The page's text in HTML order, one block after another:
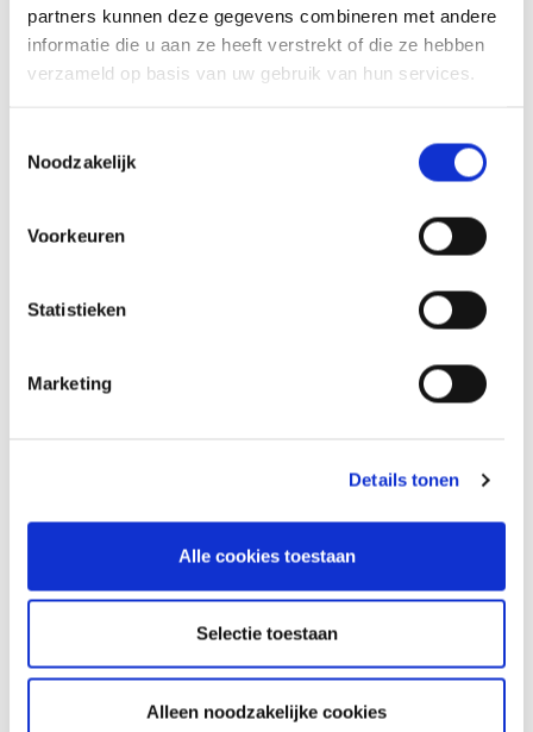
partners kunnen deze gegevens combineren met andere
informatie die u aan ze heeft verstrekt of die ze hebben
verzameld op basis van uw gebruik van hun services.
Noodzakelijk
Voorkeuren
Statistieken
Marketing
Details tonen
Alle cookies toestaan
Selectie toestaan
Alleen noodzakelijke cookies
inwoners.
Meer weten over incidenten in je
op rampen, crises en risico’s?
Actueel
17-6-2026